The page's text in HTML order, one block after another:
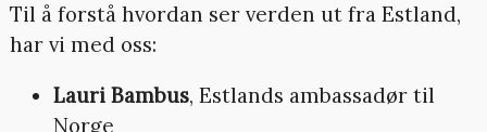
Til å forstå hvordan ser verden ut fra Estland,
har vi med oss:
Lauri Bambus, Estlands ambassadør til
Norge